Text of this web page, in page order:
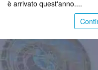
è arrivato quest'anno....